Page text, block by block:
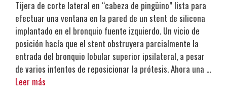
Tijera de corte lateral en “cabeza de pingüino” lista para
efectuar una ventana en la pared de un stent de silicona
implantado en el bronquio fuente izquierdo. Un vicio de
posición hacía que el stent obstruyera parcialmente la
entrada del bronquio lobular superior ipsilateral, a pesar
de varios intentos de reposicionar la prótesis. Ahora una …
Leer más